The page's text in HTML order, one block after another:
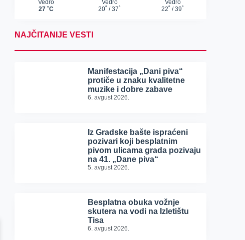
NAJČITANIJE VESTI
Manifestacija „Dani piva“
protiče u znaku kvalitetne
muzike i dobre zabave
6. avgust 2026.
Iz Gradske bašte ispraćeni
pozivari koji besplatnim
pivom ulicama grada pozivaju
na 41. „Dane piva“
5. avgust 2026.
Besplatna obuka vožnje
skutera na vodi na Izletištu
Tisa
6. avgust 2026.